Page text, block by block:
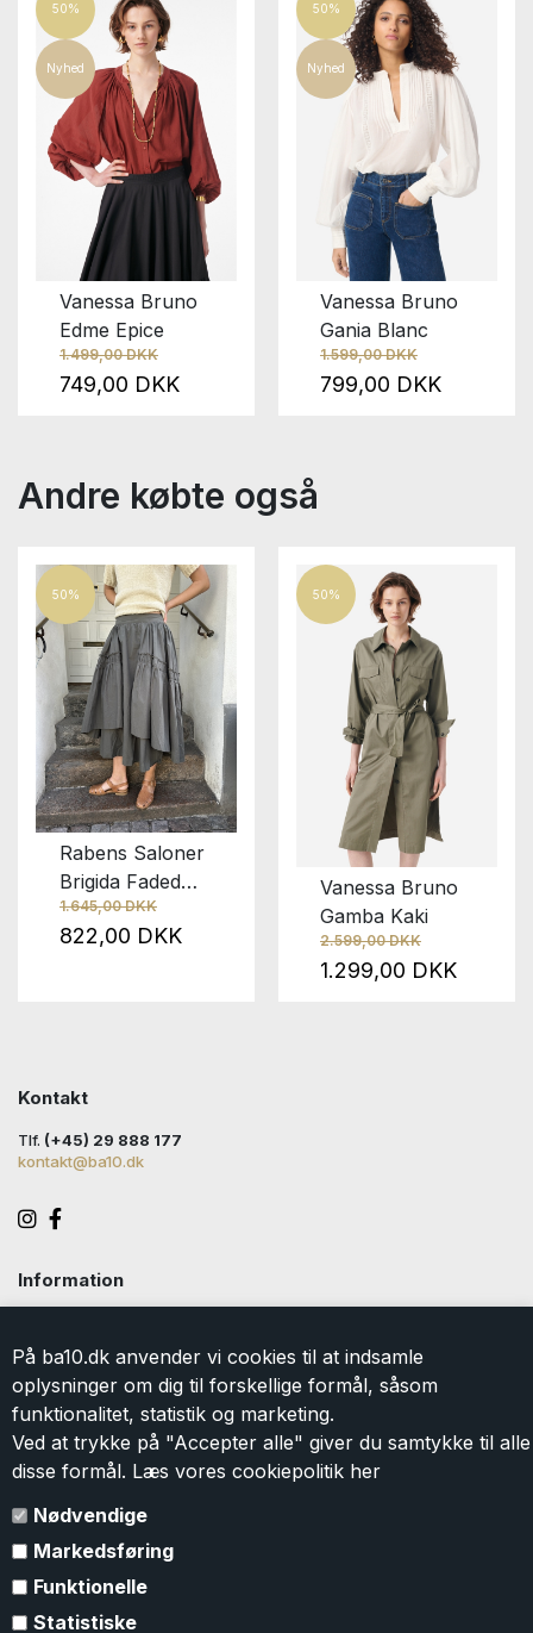
På ba10.dk anvender vi cookies til at indsamle
oplysninger om dig til forskellige formål, såsom
funktionalitet, statistik og marketing.
Ved at trykke på "Accepter alle" giver du samtykke til alle
disse formål. Læs vores cookiepolitik her
Nødvendige
Markedsføring
Funktionelle
Statistiske
50%
Nyhed
Vanessa Bruno
Edme Epice
1.499,00 DKK
749,00 DKK
50%
Nyhed
Vanessa Bruno
Gania Blanc
1.599,00 DKK
799,00 DKK
Andre købte også
50%
Rabens Saloner
Brigida Faded
Black
1.645,00 DKK
822,00 DKK
50%
Vanessa Bruno
Gamba Kaki
2.599,00 DKK
1.299,00 DKK
Kontakt
Tlf. (+45) 29 888 177
kontakt@ba10.dk
Information
Levering
Returlabel
Persondatapolitik
Kontakt
Om BA10
Gavekort
Tilmeld dig vores nyhedsbrev
Tilmeld dig vores nyhedsbrev og modtag eksklusive tilbud og